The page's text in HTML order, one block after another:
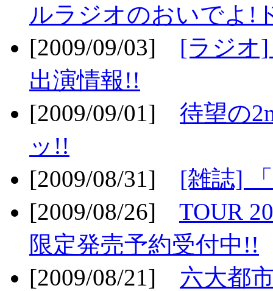
ルラジオのおいでよ!
[2009/09/03] [ラジオ]
出演情報!!
[2009/09/01] 待望の
ッ!!
[2009/08/31] [雑誌]
[2009/08/26] TOUR
限定発売予約受付中!!
[2009/08/21] 六大都